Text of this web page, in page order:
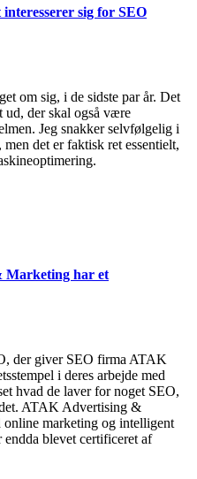
sig for SEO
om sig, i de sidste par år. Det
ud, der skal også være
Jeg snakker selvfølgelig i
det er faktisk ret essentielt,
Marketing har et
der giver SEO firma ATAK
i deres arbejde med
hvad de laver for noget SEO,
ATAK Advertising &
marketing og intelligent
blevet certificeret af